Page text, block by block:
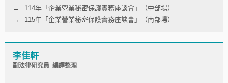
114年「企業營業秘密保護實務座談會」（中部場）
115年「企業營業秘密保護實務座談會」（南部場）
李佳軒
副法律研究員 編譯整理